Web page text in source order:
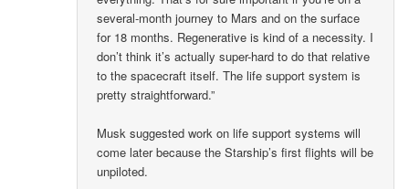
several-month journey to Mars and on the surface
for 18 months. Regenerative is kind of a necessity. I
don’t think it’s actually super-hard to do that relative
to the spacecraft itself. The life support system is
pretty straightforward.”
Musk suggested work on life support systems will
come later because the Starship’s first flights will be
unpiloted.